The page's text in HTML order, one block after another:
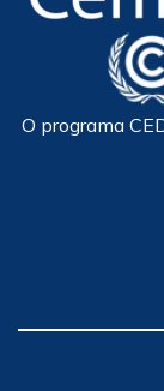
O programa